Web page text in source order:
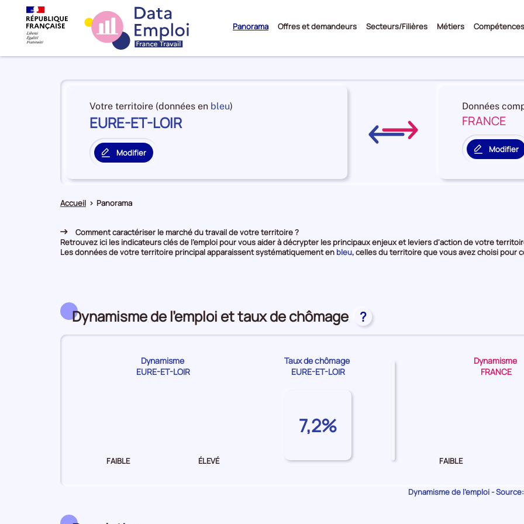
Panorama
Sous-
Offres et demandeurs Secteurs/Filières Métiers Compétences
Panorama
territoireVotre territoire (données en bleu)
de
EURE-ET-LOIR
Modifier
le
principal
Données
FRANCE
Modifier
le
de
Accueil > Panorama
Comment caractériser le marché du travail de votre territoire ?
Retrouvez ici les indicateurs clés de l'emploi pour vous aider à décrypter les principaux enjeux et leviers d'action de votre
Les données de votre territoire principal apparaissent systématiquement en bleuet
de
donnée
, celles du territoire que vous avez choisi pour
Dynamisme de l'emploi et taux de chômage ?
Dynamisme
EURE-ET-LOIR
FAIBLE ÉLEVÉ
Taux de chômage
EURE-ET-LOIR
7,2%
Dynamisme
FRANCE
FAIBLE
Dynamisme de l'emploi -